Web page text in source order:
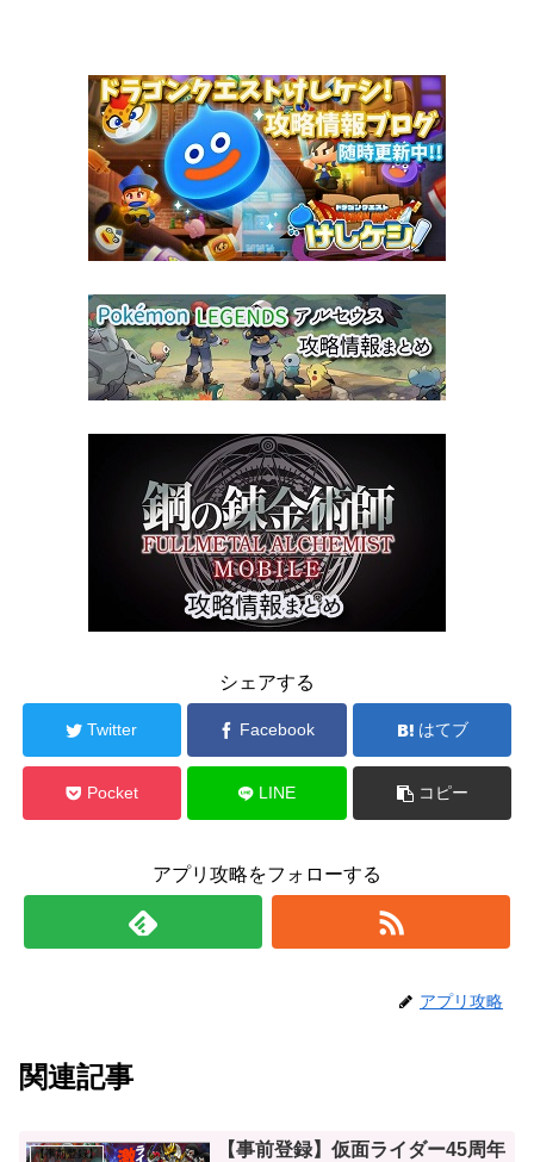
シェアする
Twitter Facebook はてブ
Pocket LINE コピー
アプリ攻略をフォローする
アプリ攻略
関連記事
【事前登録】
【事前登録】仮面ライダー45周年